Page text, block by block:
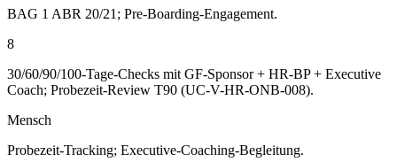
BAG 1 ABR 20/21; Pre-Boarding-Engagement.
8
30/60/90/100-Tage-Checks mit GF-Sponsor + HR-BP + Executive
Coach; Probezeit-Review T90 (UC-V-HR-ONB-008).
Mensch
Probezeit-Tracking; Executive-Coaching-Begleitung.